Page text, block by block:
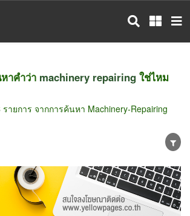
าคำว่า machinery repairing ใช่ไหม
ายการ จากการค้นหา Machinery-Repairing
ขายปลีก ผู้ผลิต
ตัวแทนจัดจำหน่าย
ธุรกิจบริการ